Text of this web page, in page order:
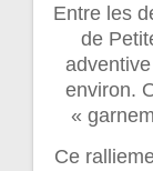
Entre les
de
environ.
«
Ce